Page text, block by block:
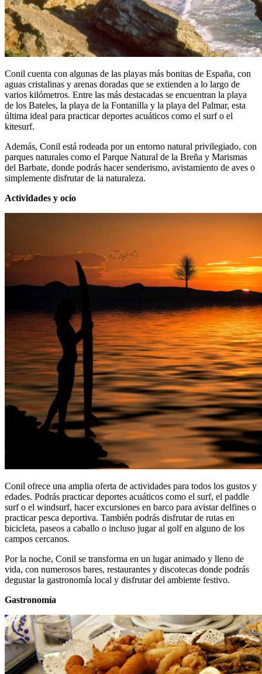
Conil cuenta con algunas de las playas más bonitas de España, con
aguas cristalinas y arenas doradas que se extienden a lo largo de
varios kilómetros. Entre las más destacadas se encuentran la playa
de los Bateles, la playa de la Fontanilla y la playa del Palmar, esta
última ideal para practicar deportes acuáticos como el surf o el
kitesurf.
Además, Conil está rodeada por un entorno natural privilegiado, con
parques naturales como el Parque Natural de la Breña y Marismas
del Barbate, donde podrás hacer senderismo, avistamiento de aves o
simplemente disfrutar de la naturaleza.
Actividades y ocio
Conil ofrece una amplia oferta de actividades para todos los gustos y
edades. Podrás practicar deportes acuáticos como el surf, el paddle
surf o el windsurf, hacer excursiones en barco para avistar delfines o
practicar pesca deportiva. También podrás disfrutar de rutas en
bicicleta, paseos a caballo o incluso jugar al golf en alguno de los
campos cercanos.
Por la noche, Conil se transforma en un lugar animado y lleno de
vida, con numerosos bares, restaurantes y discotecas donde podrás
degustar la gastronomía local y disfrutar del ambiente festivo.
Gastronomía